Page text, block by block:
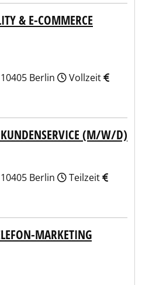
& E-COMMERCE
Berlin
Vollzeit
(M/W/D)
Berlin
Teilzeit
MARKETING